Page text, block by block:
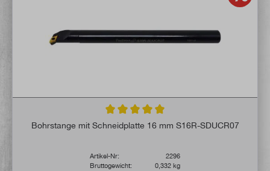
Durchschnittliche Bewertung von 5 von 5
Bohrstange mit Schneidplatte 16 mm S16R-SDUCR07
Artikel-Nr:
2296
Bruttogewicht:
0,332 kg